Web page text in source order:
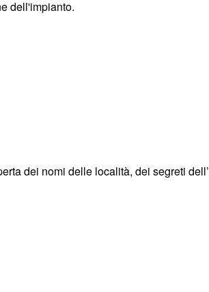
dell'impianto.
dei nomi delle località, dei segreti